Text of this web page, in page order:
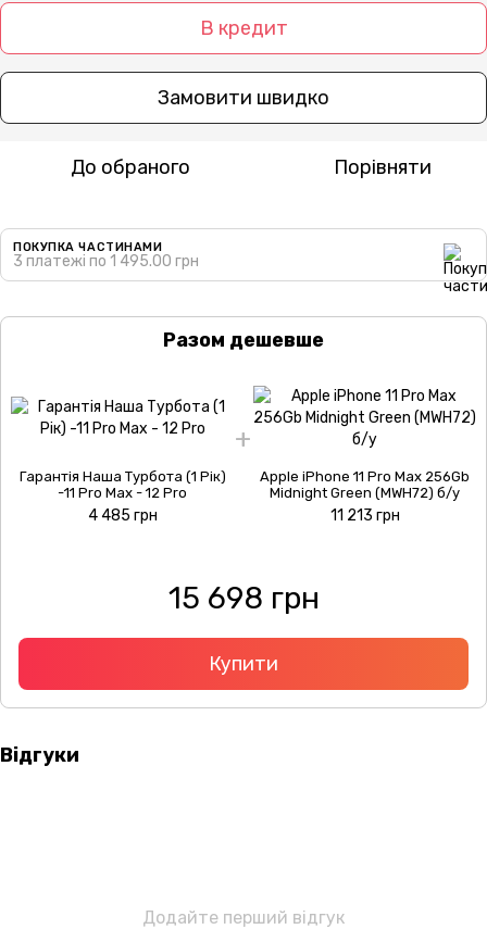
В кредит
Замовити швидко
До обраного Порівняти
ПОКУПКА ЧАСТИНАМИ
3 платежі по 1 495.00 грн
Разом дешевше
Гарантія Наша Турбота (1 Рік)
-11 Pro Max - 12 Pro
4 485 грн
Apple iPhone 11 Pro Max 256Gb
Midnight Green (MWH72) б/у
11 213 грн
15 698 грн
Купити
Відгуки
Додайте перший відгук